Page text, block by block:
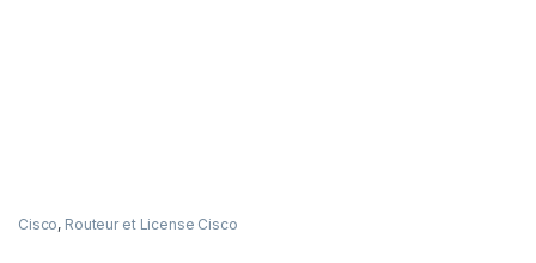
Cisco, Routeur et License Cisco